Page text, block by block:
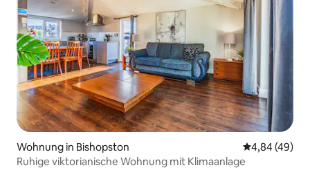
Wohnung in Bishopston
4,84 (49)
Ruhige viktorianische Wohnung mit Klimaanlage